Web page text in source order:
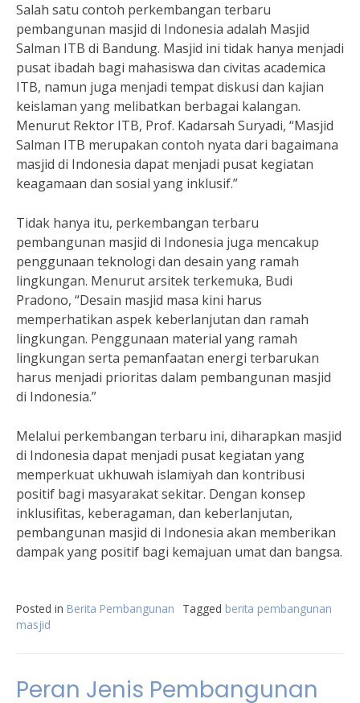
Salah satu contoh perkembangan terbaru
pembangunan masjid di Indonesia adalah Masjid
Salman ITB di Bandung. Masjid ini tidak hanya menjadi
pusat ibadah bagi mahasiswa dan civitas academica
ITB, namun juga menjadi tempat diskusi dan kajian
keislaman yang melibatkan berbagai kalangan.
Menurut Rektor ITB, Prof. Kadarsah Suryadi, “Masjid
Salman ITB merupakan contoh nyata dari bagaimana
masjid di Indonesia dapat menjadi pusat kegiatan
keagamaan dan sosial yang inklusif.”
Tidak hanya itu, perkembangan terbaru
pembangunan masjid di Indonesia juga mencakup
penggunaan teknologi dan desain yang ramah
lingkungan. Menurut arsitek terkemuka, Budi
Pradono, “Desain masjid masa kini harus
memperhatikan aspek keberlanjutan dan ramah
lingkungan. Penggunaan material yang ramah
lingkungan serta pemanfaatan energi terbarukan
harus menjadi prioritas dalam pembangunan masjid
di Indonesia.”
Melalui perkembangan terbaru ini, diharapkan masjid
di Indonesia dapat menjadi pusat kegiatan yang
memperkuat ukhuwah islamiyah dan kontribusi
positif bagi masyarakat sekitar. Dengan konsep
inklusifitas, keberagaman, dan keberlanjutan,
pembangunan masjid di Indonesia akan memberikan
dampak yang positif bagi kemajuan umat dan bangsa.
Posted in Berita Pembangunan Tagged berita pembangunan
masjid
Peran Jenis Pembangunan